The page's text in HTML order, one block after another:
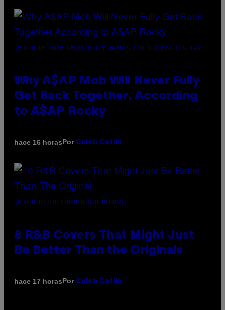
(PHOTO BY NOAM GALAI/GETTY IMAGES FOR TRIBECA FESTIVAL)
Why A$AP Mob Will Never Fully
Get Back Together, According
to A$AP Rocky
hace 16 horasPor Caleb Catlin
(PHOTO BY EBET ROBERTS/REDFERNS)
8 R&B Covers That Might Just
Be Better Than the Originals
hace 17 horasPor Caleb Catlin